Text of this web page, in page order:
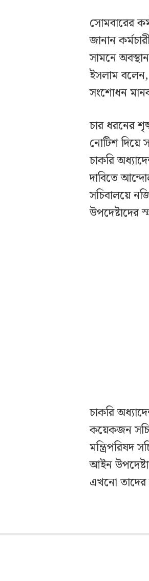
সোমবারের
জানান
সামনে
ইসলাম
সংশোধন
চার ধরনের
নোটিশ দিয়ে
চাকরি
দাবিতে
সচিবালয়ে
উপদেষ্টাদের
চাকরি
কয়েকজন
মন্ত্রিপরিষদ
আইন
এখনো তাদের